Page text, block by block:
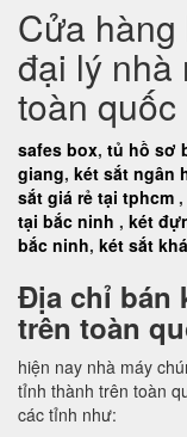
Cửa hàng
đại lý nhà
toàn quốc
safes box, tủ hồ sơ
giang, két sắt ngân
sắt giá rẻ tại tphcm ,
tại bắc ninh , két
bắc ninh, két sắt
Địa chỉ bán
trên toàn
hiện nay nhà máy
tỉnh thành trên toàn
các tỉnh như: